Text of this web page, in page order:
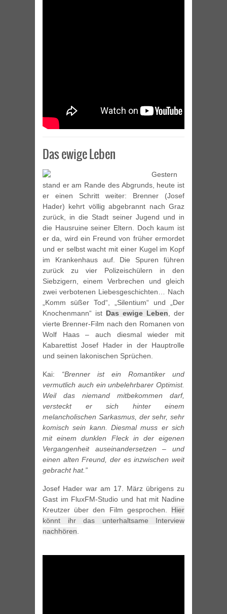
Das ewige Leben
Gestern
stand er am Rande des Abgrunds, heute ist
er einen Schritt weiter: Brenner (Josef
Hader) kehrt völlig abgebrannt nach Graz
zurück, in die Stadt seiner Jugend und in
die Hausruine seiner Eltern. Doch kaum ist
er da, wird ein Freund von früher ermordet
und er selbst wacht mit einer Kugel im Kopf
im Krankenhaus auf. Die Spuren führen
zurück zu vier Polizeischülern in den
Siebzigern, einem Verbrechen und gleich
zwei verbotenen Liebesgeschichten… Nach
„Komm süßer Tod“, „Silentium“ und „Der
Knochenmann“ ist Das ewige Leben, der
vierte Brenner-Film nach den Romanen von
Wolf Haas – auch diesmal wieder mit
Kabarettist Josef Hader in der Hauptrolle
und seinen lakonischen Sprüchen.
Kai: “Brenner ist ein Romantiker und
vermutlich auch ein unbelehrbarer Optimist.
Weil das niemand mitbekommen darf,
versteckt er sich hinter einem
melancholischen Sarkasmus, der sehr, sehr
komisch sein kann. Diesmal muss er sich
mit einem dunklen Fleck in der eigenen
Vergangenheit auseinandersetzen – und
einen alten Freund, der es inzwischen weit
gebracht hat.”
Josef Hader war am 17. März übrigens zu
Gast im FluxFM-Studio und hat mit Nadine
Kreutzer über den Film gesprochen. Hier
könnt ihr das unterhaltsame Interview
nachhören.